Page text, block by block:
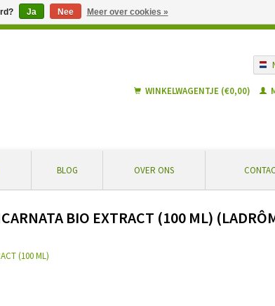
WINKELWAGENTJE (€0,00)
BLOG OVER ONS
BIO EXTRACT (100 ML)
(100 ML)
Ja Nee Meer over cookies »
levering in België vanaf € 55 ... Veilig winkelen en